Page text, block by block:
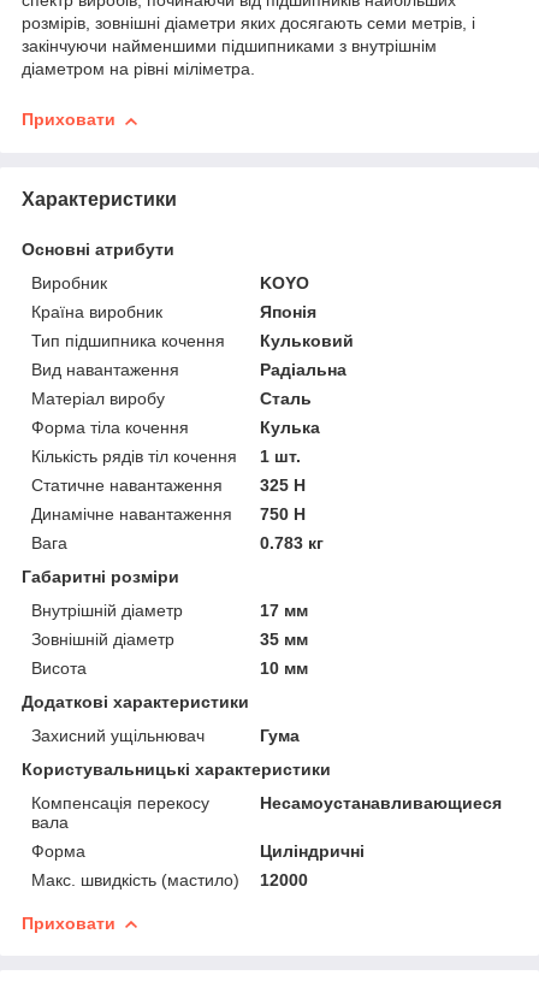
розмірів, зовнішні діаметри яких досягають семи метрів, і
закінчуючи найменшими підшипниками з внутрішнім
діаметром на рівні міліметра.
Приховати
Характеристики
Основні атрибути
Виробник
KOYO
Країна виробник
Японія
Тип підшипника кочення
Кульковий
Вид навантаження
Радіальна
Матеріал виробу
Сталь
Форма тіла кочення
Кулька
Кількість рядів тіл кочення
1 шт.
Статичне навантаження
325 Н
Динамічне навантаження
750 Н
Вага
0.783 кг
Габаритні розміри
Внутрішній діаметр
17 мм
Зовнішній діаметр
35 мм
Висота
10 мм
Додаткові характеристики
Захисний ущільнювач
Гума
Користувальницькі характеристики
Компенсація перекосу
вала
Несамоустанавливающиеся
Форма
Циліндричні
Макс. швидкість (мастило)
12000
Приховати